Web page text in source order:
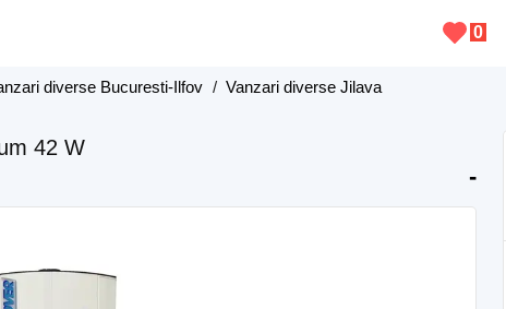
0
diverse Bucuresti-Ilfov / Vanzari diverse Jilava
42 W
-